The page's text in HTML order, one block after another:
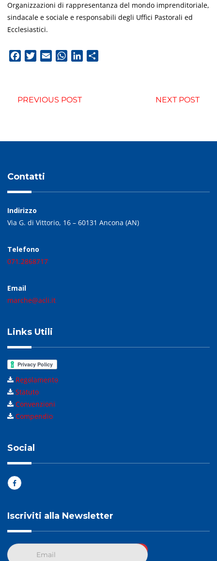
Organizzazioni di rappresentanza del mondo imprenditoriale,
sindacale e sociale e responsabili degli Uffici Pastorali ed
Ecclesiastici.
FacebookTwitterEmail WhatsApp
LinkedIn
PREVIOUS POST NEXT POST
Contatti
Indirizzo
Via G. di Vittorio, 16 – 60131 Ancona (AN)
Telefono
071.2868717
Email
marche@acli.it
Links Utili
Regolamento
Statuto
Convenzioni
Compendio
Social
Iscriviti alla Newsletter